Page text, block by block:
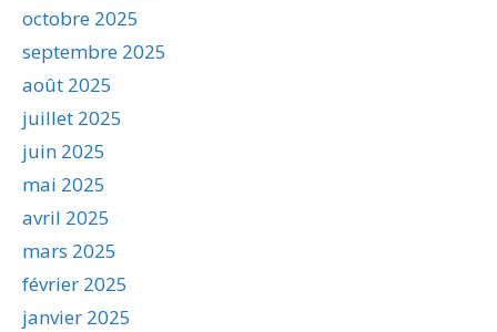
octobre 2025
septembre 2025
août 2025
juillet 2025
juin 2025
mai 2025
avril 2025
mars 2025
février 2025
janvier 2025